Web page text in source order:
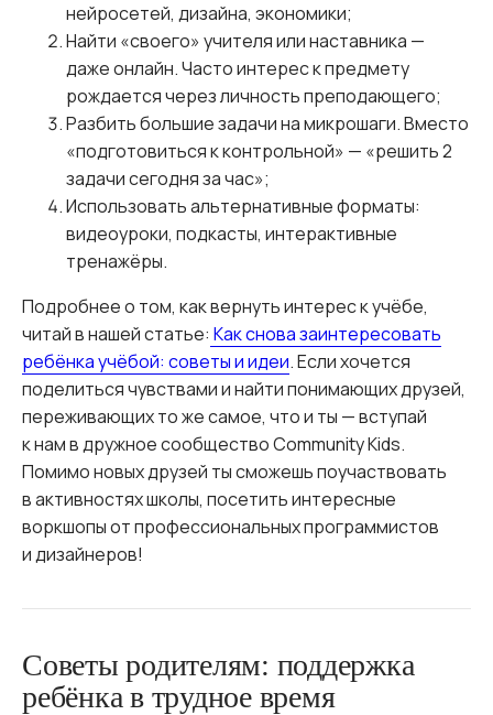
нейросетей, дизайна, экономики;
Найти «своего» учителя или наставника —
даже онлайн. Часто интерес к предмету
рождается через личность преподающего;
Разбить большие задачи на микрошаги. Вместо
«подготовиться к контрольной» — «решить 2
задачи сегодня за час»;
Использовать альтернативные форматы:
видеоуроки, подкасты, интерактивные
тренажёры.
Подробнее о том, как вернуть интерес к учёбе,
читай в нашей статье: Как снова заинтересовать
ребёнка учёбой: советы и идеи. Если хочется
поделиться чувствами и найти понимающих друзей,
переживающих то же самое, что и ты — вступай
к нам в дружное сообщество Community Kids.
Помимо новых друзей ты сможешь поучаствовать
в активностях школы, посетить интересные
воркшопы от профессиональных программистов
и дизайнеров!
Советы родителям: поддержка
ребёнка в трудное время